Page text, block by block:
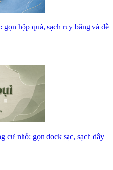
hộp quà, sạch ruy băng và dễ
cư nhỏ: gọn dock sạc, sạch dây